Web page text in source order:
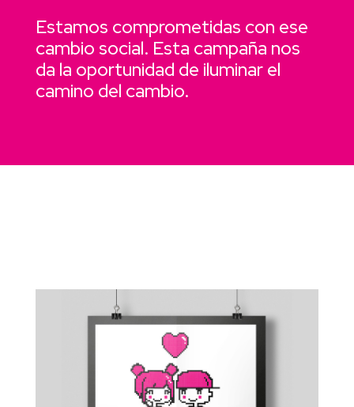
Estamos comprometidas con ese
cambio social. Esta campaña nos
da la oportunidad de iluminar el
camino del cambio.